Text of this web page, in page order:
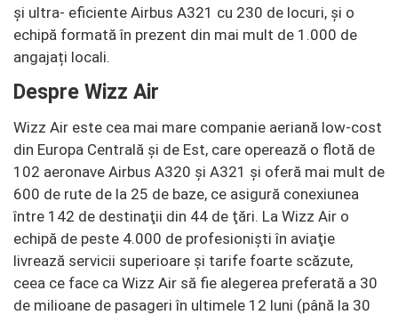
și ultra- eficiente Airbus A321 cu 230 de locuri, și o
echipă formată în prezent din mai mult de 1.000 de
angajați locali.
Despre Wizz Air
Wizz Air este cea mai mare companie aeriană low-cost
din Europa Centrală şi de Est, care operează o flotă de
102 aeronave Airbus A320 şi A321 şi oferă mai mult de
600 de rute de la 25 de baze, ce asigură conexiunea
între 142 de destinaţii din 44 de ţări. La Wizz Air o
echipă de peste 4.000 de profesionişti în aviaţie
livrează servicii superioare şi tarife foarte scăzute,
ceea ce face ca Wizz Air să fie alegerea preferată a 30
de milioane de pasageri în ultimele 12 luni (până la 30